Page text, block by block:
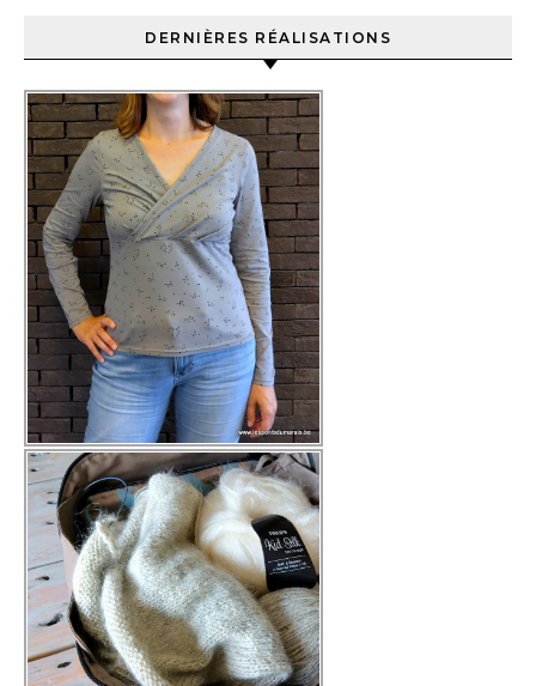
DERNIÈRES RÉALISATIONS